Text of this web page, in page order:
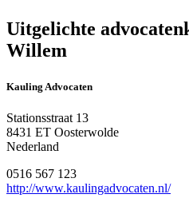
Uitgelichte
Willem
Kauling Advocaten
Stationsstraat 13
8431 ET Oosterwolde
Nederland
0516 567 123
http://www.kaulingadvocaten.nl/